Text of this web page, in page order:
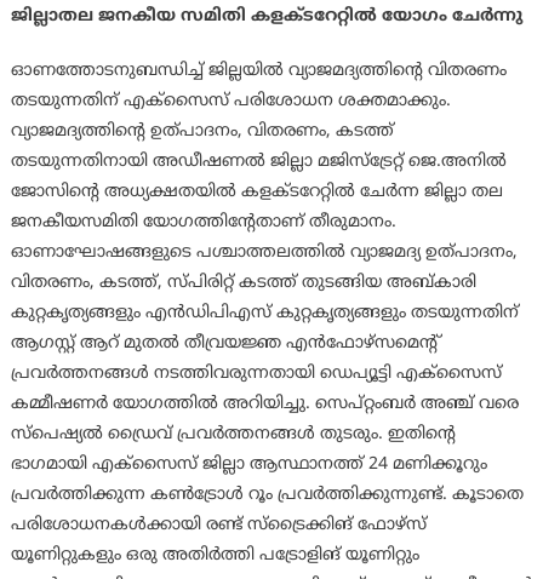
ജില്ലാതല ജനകീയ സമിതി കളക്ടറേറ്റിൽ യോഗം ചേർന്നു
ഓണത്തോടനുബന്ധിച്ച് ജില്ലയിൽ വ്യാജമദ്യത്തിന്റെ വിതരണം
തടയുന്നതിന് എക്‌സൈസ് പരിശോധന ശക്തമാക്കും.
വ്യാജമദ്യത്തിന്റെ ഉത്പാദനം, വിതരണം, കടത്ത്
തടയുന്നതിനായി അഡീഷണൽ ജില്ലാ മജിസ്‌ട്രേറ്റ് ജെ.അനിൽ
ജോസിന്റെ അധ്യക്ഷതയിൽ കളക്ടറേറ്റിൽ ചേർന്ന ജില്ലാ തല
ജനകീയസമിതി യോഗത്തിന്റേതാണ് തീരുമാനം.
ഓണാഘോഷങ്ങളുടെ പശ്ചാത്തലത്തിൽ വ്യാജമദ്യ ഉത്പാദനം,
വിതരണം, കടത്ത്, സ്പിരിറ്റ് കടത്ത് തുടങ്ങിയ അബ്കാരി
കുറ്റകൃത്യങ്ങളും എൻഡിപിഎസ് കുറ്റകൃത്യങ്ങളും തടയുന്നതിന്
ആഗസ്റ്റ് ആറ് മുതൽ തീവ്രയജ്ഞ എൻഫോഴ്‌സമെന്റ്
പ്രവർത്തനങ്ങൾ നടത്തിവരുന്നതായി ഡെപ്യൂട്ടി എക്‌സൈസ്
കമ്മീഷണർ യോഗത്തിൽ അറിയിച്ചു. സെപ്റ്റംബർ അഞ്ച് വരെ
സ്‌പെഷ്യൽ ഡ്രൈവ് പ്രവർത്തനങ്ങൾ തുടരും. ഇതിന്റെ
ഭാഗമായി എക്‌സൈസ് ജില്ലാ ആസ്ഥാനത്ത് 24 മണിക്കൂറും
പ്രവർത്തിക്കുന്ന കൺട്രോൾ റൂം പ്രവർത്തിക്കുന്നുണ്ട്. കൂടാതെ
പരിശോധനകൾക്കായി രണ്ട് സ്‌ട്രൈക്കിങ് ഫോഴ്‌സ്
യൂണിറ്റുകളും ഒരു അതിർത്തി പട്രോളിങ് യൂണിറ്റും